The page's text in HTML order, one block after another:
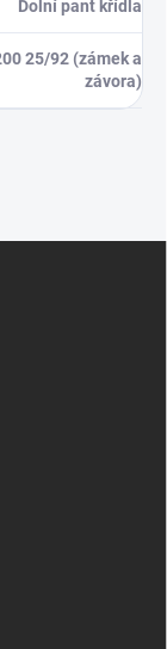
Dolní pant křídla
25/92 (zámek a
závora)